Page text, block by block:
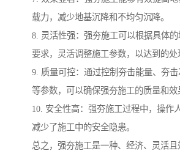
载力，减少地基沉降和不均匀沉降。
8. 灵活性强：强夯施工可以根据具体
要求，灵活调整施工参数，以达到的处
9. 质量可控：通过控制夯击能量、夯
等参数，可以确保强夯施工的质量和效
10. 安全性高：强夯施工过程中，操作
减少了施工中的安全隐患。
总之，强夯施工是一种、经济、灵活